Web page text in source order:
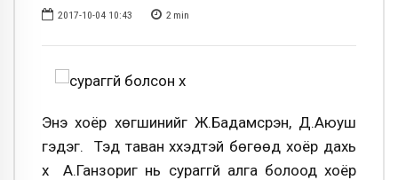
2017-10-04 10:43 2 min
Энэ хоёр хөгшинийг Ж.Бадамсүрэн, Д.Аюуш
гэдэг. Тэд таван хүүхэдтэй бөгөөд хоёр дахь
хүү А.Ганзориг нь сураггүй алга болоод хоёр